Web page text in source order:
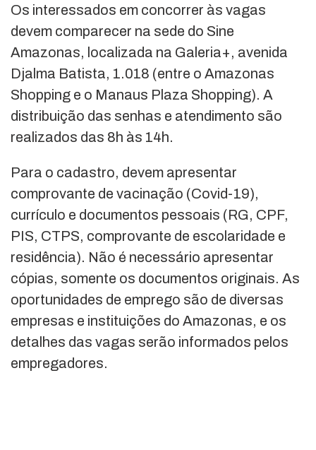
Os interessados em concorrer às vagas
devem comparecer na sede do Sine
Amazonas, localizada na Galeria+, avenida
Djalma Batista, 1.018 (entre o Amazonas
Shopping e o Manaus Plaza Shopping). A
distribuição das senhas e atendimento são
realizados das 8h às 14h.
Para o cadastro, devem apresentar
comprovante de vacinação (Covid-19),
currículo e documentos pessoais (RG, CPF,
PIS, CTPS, comprovante de escolaridade e
residência). Não é necessário apresentar
cópias, somente os documentos originais. As
oportunidades de emprego são de diversas
empresas e instituições do Amazonas, e os
detalhes das vagas serão informados pelos
empregadores.